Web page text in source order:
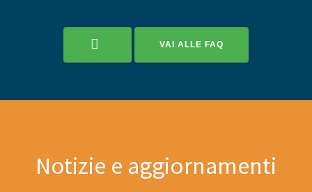
VAI ALLE FAQ
Notizie e aggiornamenti